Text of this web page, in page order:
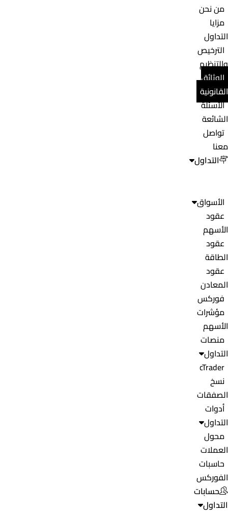
من نحن
مزايا
التداول
الترخيص
والتنظيم
الوثائق
القانونية
الأسئلة
الشائعة
تواصل
معنا
التداول
الأسواق
عقود
الأسهم
عقود
الطاقة
عقود
المعادن
فوركس
مؤشرات
الأسهم
منصات
التداول
cTrader
نسخ
الصفقات
أدوات
التداول
محول
العملات
حاسبات
الفوركس
حسابات
التداول